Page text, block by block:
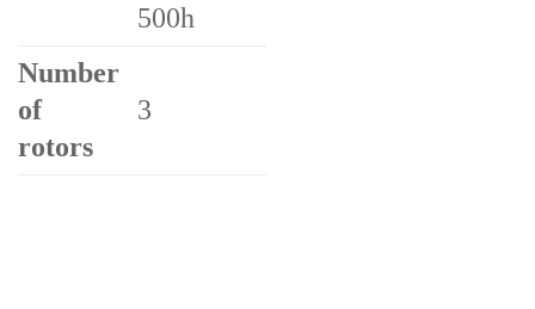
500h
Number
of
rotors
3